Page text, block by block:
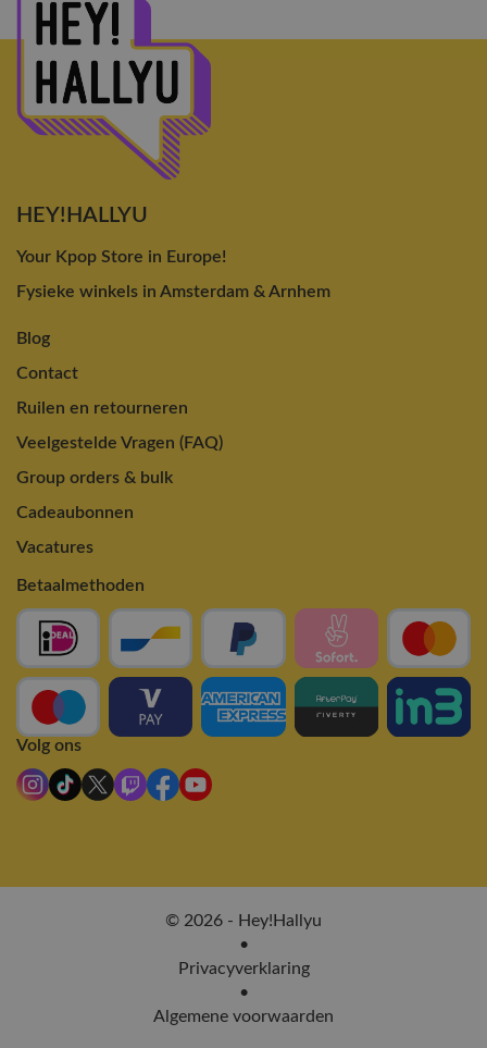
HEY!HALLYU
Your Kpop Store in Europe!
Fysieke winkels in Amsterdam & Arnhem
Blog
Contact
Ruilen en retourneren
Veelgestelde Vragen (FAQ)
Group orders & bulk
Cadeaubonnen
Vacatures
Betaalmethoden
Volg ons
© 2026 - Hey!Hallyu
•
Privacyverklaring
•
Algemene voorwaarden